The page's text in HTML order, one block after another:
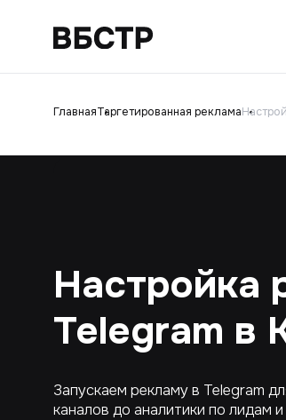
ГлавнаяТаргетированная реклама
Настройка
Telegram в
Запускаем рекламу в Telegram
каналов до аналитики по лидам